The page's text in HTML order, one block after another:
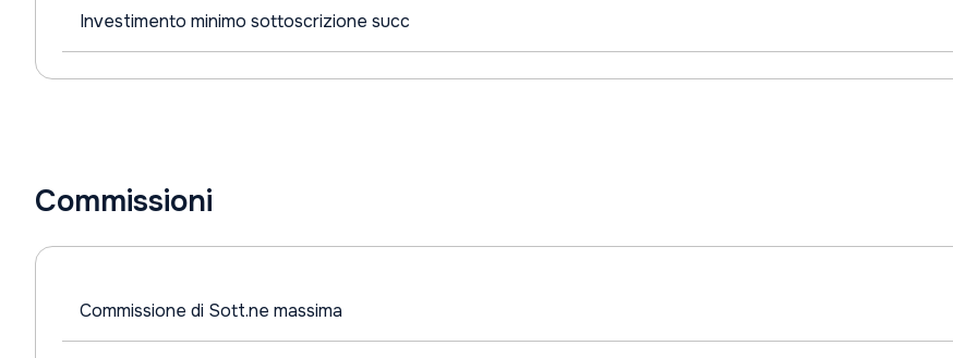
Investimento minimo sottoscrizione succ
Commissioni
Commissione di Sott.ne massima